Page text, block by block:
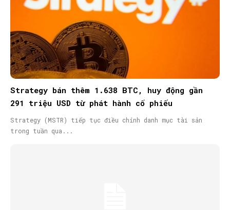
Strategy bán thêm 1.638 BTC, huy động gần
291 triệu USD từ phát hành cổ phiếu
Strategy (MSTR) tiếp tục điều chỉnh danh mục tài sản
trong tuần qua...